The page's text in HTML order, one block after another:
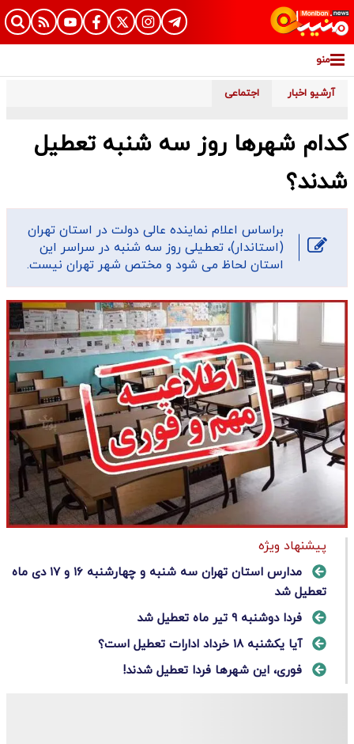
منو
آرشیو اخبار اجتماعی
کدام شهرها روز سه شنبه تعطیل
شدند؟
براساس اعلام نماینده عالی دولت در استان تهران
(استاندار)، تعطیلی روز سه شنبه در سراسر این
استان لحاظ می شود و مختص شهر تهران نیست.
پیشنهاد ویژه
مدارس استان تهران سه شنبه و چهارشنبه ۱۶ و ۱۷ دی ماه
تعطیل شد
فردا دوشنبه ۹ تیر ماه تعطیل شد
آیا یکشنبه 18 خرداد ادارات تعطیل است؟
فوری، این شهرها فردا تعطیل شدند!